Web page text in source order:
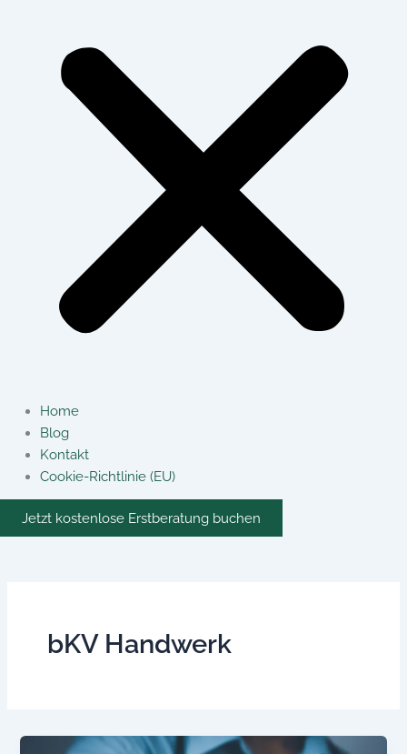
Home
Blog
Kontakt
Cookie-Richtlinie (EU)
Jetzt kostenlose Erstberatung buchen
bKV Handwerk